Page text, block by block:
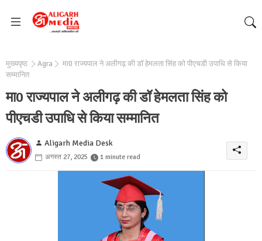
मुख्यपृष्ठ Agra
मा0 राज्यपाल ने अलीगढ़ की डॉ हेमलता सिंह को पीएचडी उपाधि से किया
सम्मानित
मा0 राज्यपाल ने अलीगढ़ की डॉ हेमलता सिंह को
पीएचडी उपाधि से किया सम्मानित
Aligarh Media Desk
अगस्त 27, 2025 1 minute read